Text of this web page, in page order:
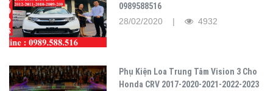
0989588516
28/02/2020 |
4932
Phụ Kiện Loa Trung Tâm Vision 3 Cho
Honda CRV 2017-2020-2021-2022-2023